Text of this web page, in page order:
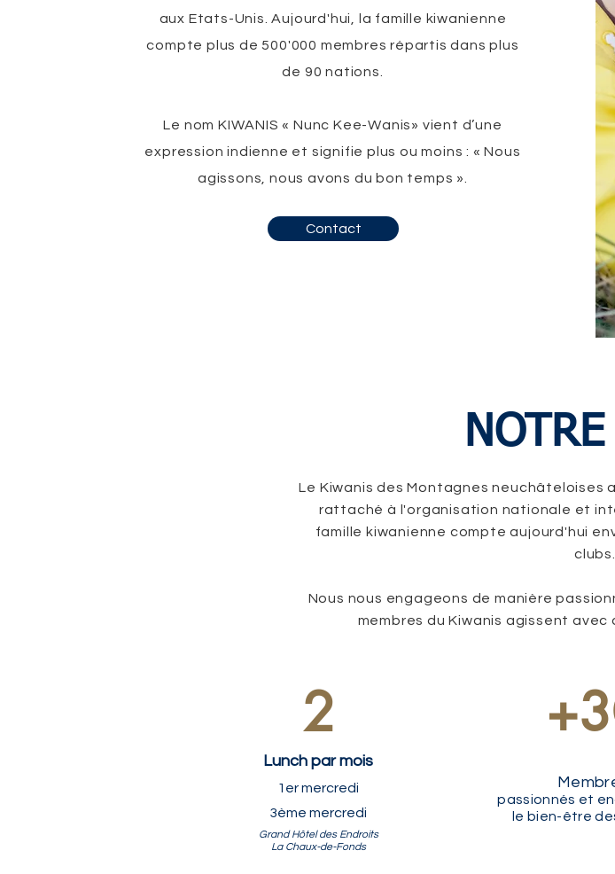
aux Etats-Unis. Aujourd'hui, la famille kiwanienne
compte plus de 500'000 membres répartis dans plus
de 90 nations.
Le nom KIWANIS « Nunc Kee-Wanis» vient d’une
expression indienne et signifie plus ou moins : « Nous
agissons, nous avons du bon temps ».
Contact
Le Kiwanis des Montagnes neuchâteloises
rattaché à l'organisation nationale et
famille kiwanienne compte aujourd'hui
clubs.
Nous nous engageons de manière
membres du Kiwanis agissent
2
Lunch par mois
1er mercredi
3ème mercredi
Grand Hôtel des Endroits
La Chaux-de-Fonds
passionnés et
le bien-être